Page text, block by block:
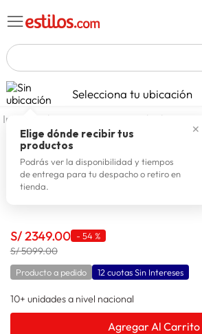
TÉRMINOS MÁS BUSCADOS
1. celulares
2. zapatillas mujer
3. zapatillas hombre
4. moda
6
7. laptop
8. terrex
9. cocina
Selecciona tu ubicación
✕
Elige dónde recibir tus
productos
Podrás ver la disponibilidad y tiempos
de entrega para tu despacho o retiro en
tienda.
dormitorio juego de dormitorio
PARAISO
Paraiso Dormitorio Balanzze
Plazas
S/2349.00 - 54 %
S/ 5099.00
Producto a pedido 12 cuotas Sin Intereses
10+ unidades a nivel nacional
Agregar Al Carrito